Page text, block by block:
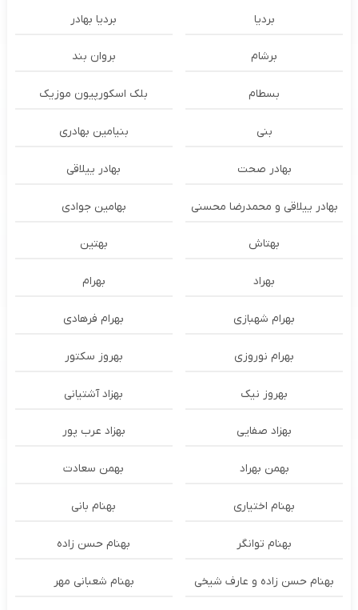
بردیا بردیا بهادر
برشام بروان بند
بسطام بلک اسکورپیون موزیک
بنی بنیامین بهادری
بهادر صحت بهادر ییلاقی
بهادر ییلاقی و محمدرضا محسنی بهامین جوادی
بهتاش بهتین
بهراد بهرام
بهرام شهبازی بهرام فرهادی
بهرام نوروزی بهروز سکتور
بهروز نیک بهزاد آشتیانی
بهزاد صفایی بهزاد عرب پور
بهمن بهراد بهمن سعادت
بهنام اختیاری بهنام بانی
بهنام توانگر بهنام حسن زاده
بهنام حسن زاده و عارف شیخی بهنام شعبانی مهر